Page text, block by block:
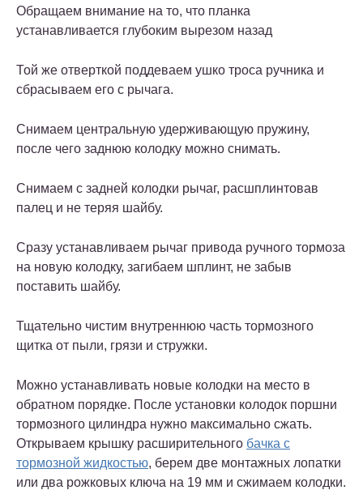
Обращаем внимание на то, что планка
устанавливается глубоким вырезом назад
Той же отверткой поддеваем ушко троса ручника и
сбрасываем его с рычага.
Снимаем центральную удерживающую пружину,
после чего заднюю колодку можно снимать.
Снимаем с задней колодки рычаг, расшплинтовав
палец и не теряя шайбу.
Сразу устанавливаем рычаг привода ручного тормоза
на новую колодку, загибаем шплинт, не забыв
поставить шайбу.
Тщательно чистим внутреннюю часть тормозного
щитка от пыли, грязи и стружки.
Можно устанавливать новые колодки на место в
обратном порядке. После установки колодок поршни
тормозного цилиндра нужно максимально сжать.
Открываем крышку расширительного бачка с
тормозной жидкостью, берем две монтажных лопатки
или два рожковых ключа на 19 мм и сжимаем колодки.